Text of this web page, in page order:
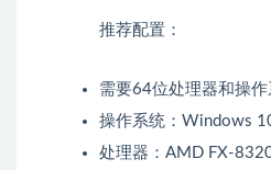
推荐配置：
需要64位处理器和操作
操作系统：Windows
处理器：AMD FX-